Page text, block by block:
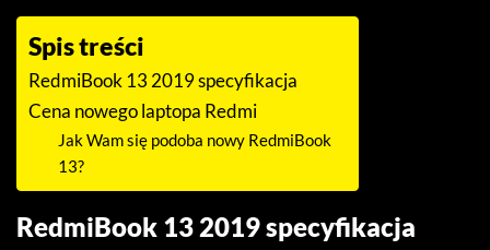
Spis treści
RedmiBook 13 2019 specyfikacja
Cena nowego laptopa Redmi
Jak Wam się podoba nowy RedmiBook
13?
RedmiBook 13 2019 specyfikacja